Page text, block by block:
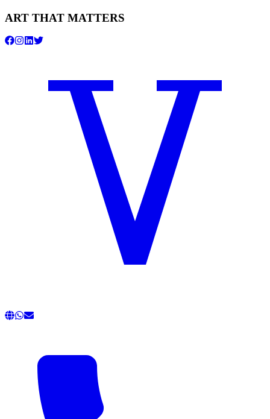
ART THAT MATTERS